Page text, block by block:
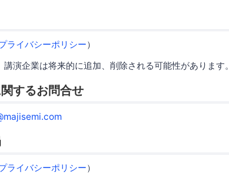
ライバシーポリシー）
演企業は将来的に追加、削除される可能性があります。
するお問合せ
ライバシーポリシー）